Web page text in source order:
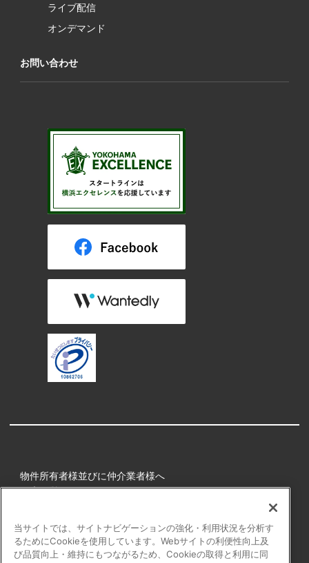
ライブ配信
オンデマンド
お問い合わせ
物件所有者様並びに仲介業者様へ
健康経営
プライバシーポリシー
当サイトでは、サイトナビゲーションの強化・利用状況を分析す
るためにCookieを使用しています。Webサイトの利便性向上及
び品質向上・維持にもつながるため、Cookieの取得と利用に同